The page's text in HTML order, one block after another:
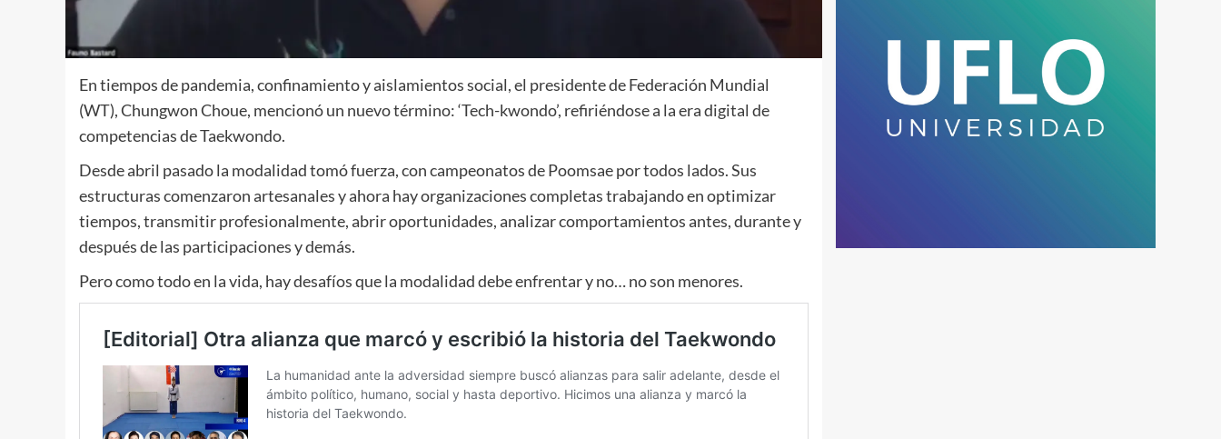
En tiempos de pandemia, confinamiento y aislamientos social, el presidente de Federación Mundial
(WT), Chungwon Choue, mencionó un nuevo término: ‘Tech-kwondo’, refiriéndose a la era digital de
competencias de Taekwondo.
Desde abril pasado la modalidad tomó fuerza, con campeonatos de Poomsae por todos lados. Sus
estructuras comenzaron artesanales y ahora hay organizaciones completas trabajando en optimizar
tiempos, transmitir profesionalmente, abrir oportunidades, analizar comportamientos antes, durante y
después de las participaciones y demás.
Pero como todo en la vida, hay desafíos que la modalidad debe enfrentar y no… no son menores.